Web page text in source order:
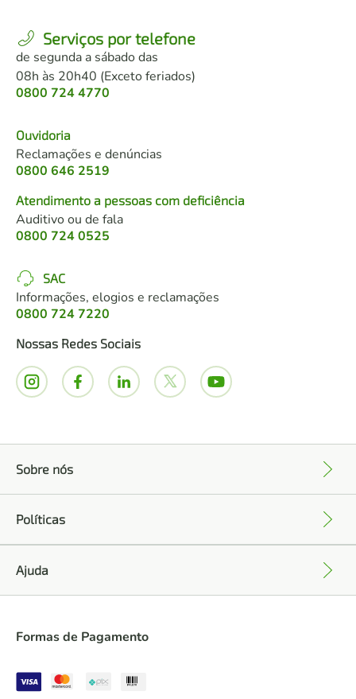
Serviços por telefone
de segunda a sábado das
08h às 20h40 (Exceto feriados)
0800 724 4770
Ouvidoria
Reclamações e denúncias
0800 646 2519
Atendimento a pessoas com deficiência
Auditivo ou de fala
0800 724 0525
SAC
Informações, elogios e reclamações
0800 724 7220
Nossas Redes Sociais
Sobre nós
Políticas
Ajuda
Formas de Pagamento